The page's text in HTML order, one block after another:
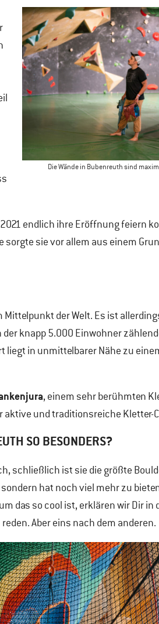
Die Wände in Bubenreuth sind
endlich ihre Eröffnung feiern
sorgte sie vor allem aus einem
der Welt. Es ist
knapp 5.000 Einwohner
liegt in unmittelbarer Nähe zu
, einem sehr berühmten
aktive und traditionsreiche Kletter-
SO BESONDERS?
schließlich ist sie die größte
hat noch viel mehr zu
das so cool ist, erklären wir Dir in
Aber eins nach dem anderen.